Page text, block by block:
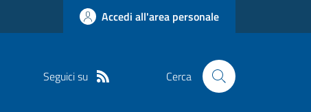
Accedi all'area personale
Seguici su Cerca